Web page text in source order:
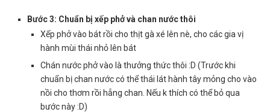
Bước 3: Chuẩn bị xếp phở và chan nước thôi
Xếp phở vào bát rồi cho thịt gà xé lên nè, cho các gia vị
hành mùi thái nhỏ lên bát
Chán nước phở vào là thưởng thức thôi :D (Trước khi
chuẩn bị chan nước có thể thái lát hành tây mỏng cho vào
nồi cho thơm rồi hẵng chan. Nếu k thích có thể bỏ qua
bước này :D)